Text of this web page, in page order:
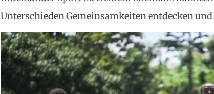
Unterschieden Gemeinsamkeiten entdecken